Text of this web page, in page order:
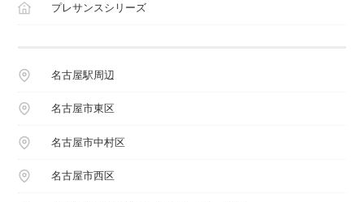
プレサンスシリーズ
名古屋駅周辺
名古屋市東区
名古屋市中村区
名古屋市西区